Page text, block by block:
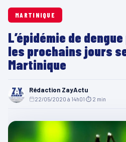
MARTINIQUE
L’épidémie de
les prochains jours
Martinique
Rédaction ZayActu
22/05/2020 à 14h01 ⏱ 2 min